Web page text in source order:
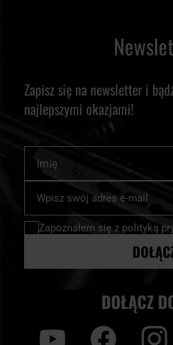
Zapisz się na newsletter i
najlepszymi okazjami!
nasz
newsletter:
Zapoznałem się z polityką
DOŁĄCZ